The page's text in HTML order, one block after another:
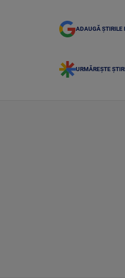
ADAUGĂ ȘTIRILE
URMĂREȘTE